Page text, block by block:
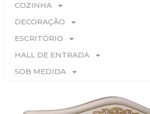
COZINHA
DECORAÇÃO
ESCRITÓRIO
HALL DE ENTRADA
SOB MEDIDA